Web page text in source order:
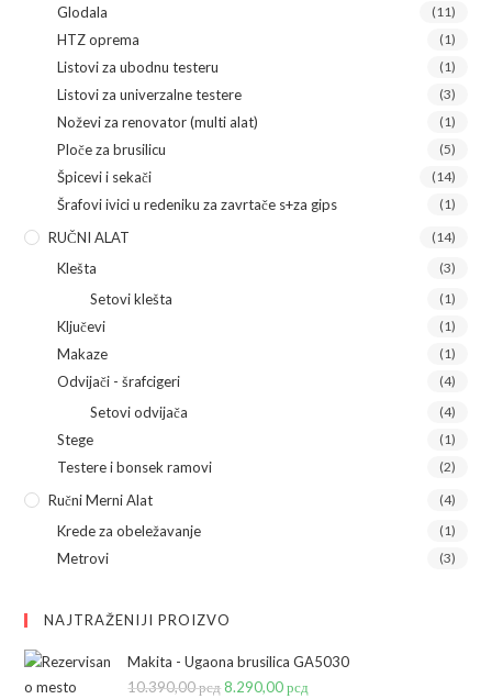
Glodala (11)
HTZ oprema (1)
Listovi za ubodnu testeru (1)
Listovi za univerzalne testere (3)
Noževi za renovator (multi alat) (1)
Ploče za brusilicu (5)
Špicevi i sekači (14)
Šrafovi ivici u redeniku za zavrtače s+za gips (1)
RUČNI ALAT (14)
Klešta (3)
Setovi klešta (1)
Ključevi (1)
Makaze (1)
Odvijači - šrafcigeri (4)
Setovi odvijača (4)
Stege (1)
Testere i bonsek ramovi (2)
Ručni Merni Alat (4)
Krede za obeležavanje (1)
Metrovi (3)
NAJTRAŽENIJI PROIZVO
Makita - Ugaona brusilica GA5030
10.390,00рсдOriginalna
8.290,00рсд